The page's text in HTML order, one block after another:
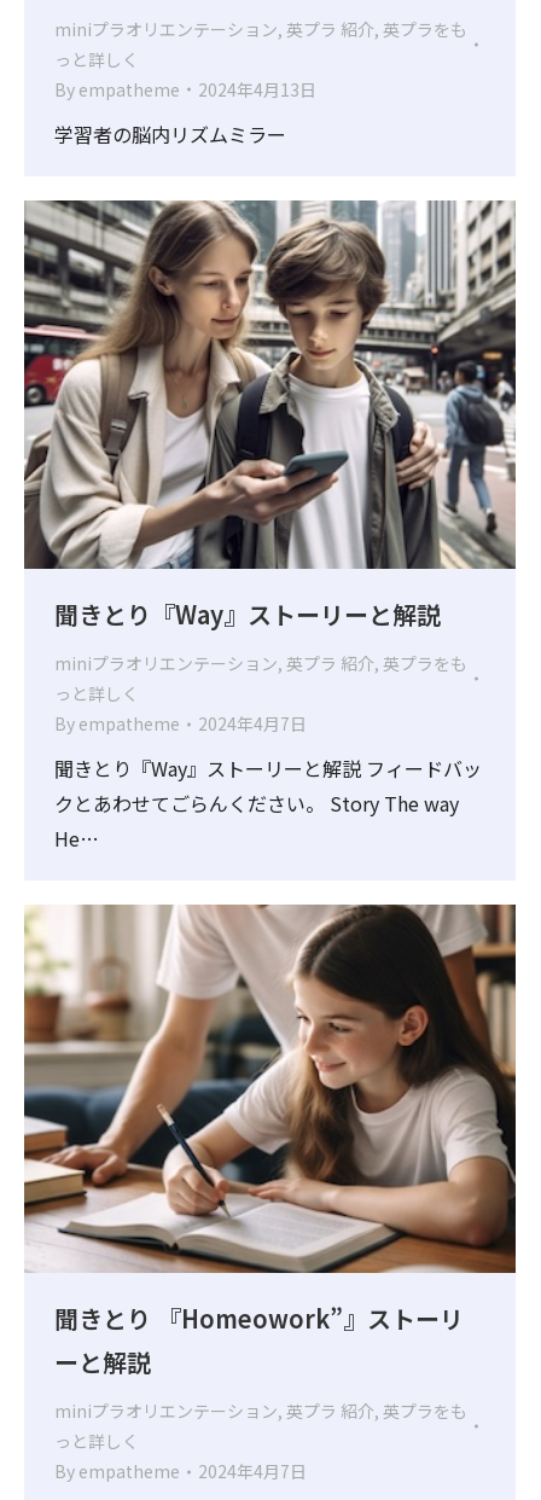
miniプラオリエンテーション, 英プラ 紹介, 英プラをも
っと詳しく
By empatheme 2024年4月13日
学習者の脳内リズムミラー
聞きとり『Way』ストーリーと解説
miniプラオリエンテーション, 英プラ 紹介, 英プラをも
っと詳しく
By empatheme 2024年4月7日
聞きとり『Way』ストーリーと解説 フィードバッ
クとあわせてごらんください。 Story The way
He…
聞きとり 『Homeowork”』ストーリ
ーと解説
miniプラオリエンテーション, 英プラ 紹介, 英プラをも
っと詳しく
By empatheme 2024年4月7日